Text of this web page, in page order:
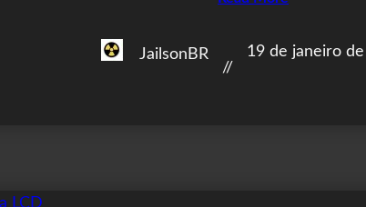
JailsonBR
//
19 de janeiro